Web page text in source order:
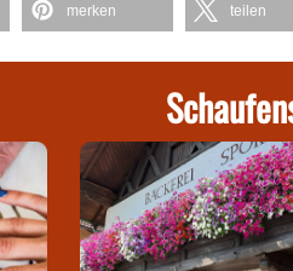
merken teilen